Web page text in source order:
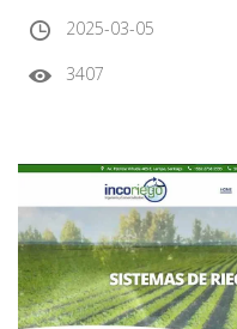
2025-03-05
3407